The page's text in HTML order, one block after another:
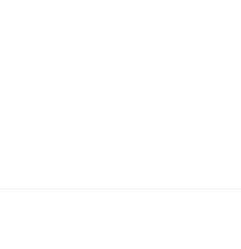
에 대한 차액 계약(cfds)을 제공하여 트
니다.
할 수도 있습니다. 이를 통해 트레이더는
수 있습니다.
CFD를 제공합니다. 거래자는 지수의 전
여 다양한 금융 시장에 참여하고 잠재